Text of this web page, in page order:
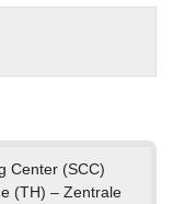
Center (SCC)
(TH) – Zentrale